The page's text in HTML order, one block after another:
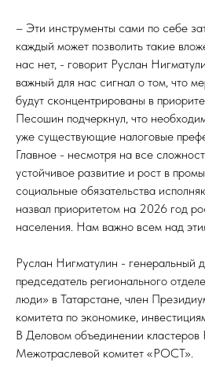
– Эти инструменты сами по себе
каждый может позволить такие
нас нет, - говорит Руслан
важный для нас сигнал о том, что
будут сконцентрированы в
Песошин подчеркнул, что
уже существующие налоговые
Главное - несмотря на все
устойчивое развитие и рост в
социальные обязательства
назвал приоритетом на 2026 год
населения. Нам важно всем над
Руслан Нигматулин - генеральный
председатель регионального
люди» в Татарстане, член
комитета по экономике,
В Деловом объединении кластеров
Межотраслевой комитет «РОСТ».